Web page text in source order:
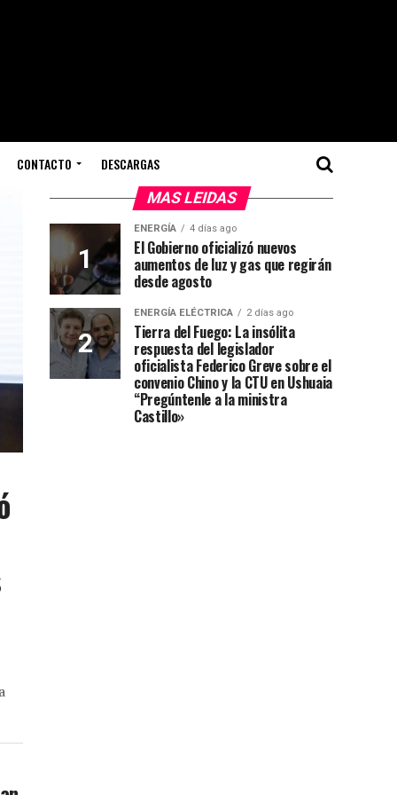
CONTACTO DESCARGAS
MAS LEIDAS
ENERGÍA 4 días ago
El Gobierno oficializó nuevos
aumentos de luz y gas que regirán
desde agosto
ENERGÍA ELÉCTRICA 2 días ago
Tierra del Fuego: La insólita
respuesta del legislador
oficialista Federico Greve sobre el
convenio Chino y la CTU en Ushuaia
“Pregúntenle a la ministra
Castillo»